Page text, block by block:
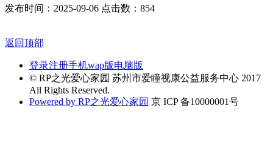
发布时间：2025-09-06 点击数：854
返回顶部
登录注册手机wap版电脑版
© RP之光爱心家园 苏州市爱瞳视康公益服务中心 2017
All Rights Reserved.
Powered by RP之光爱心家园 京 ICP 备10000001号